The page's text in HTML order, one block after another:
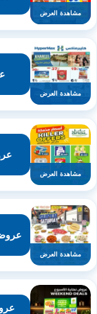
مشاهدة العرض
مشاهدة العرض
مشاهدة العرض
مشاهدة العرض
عروض